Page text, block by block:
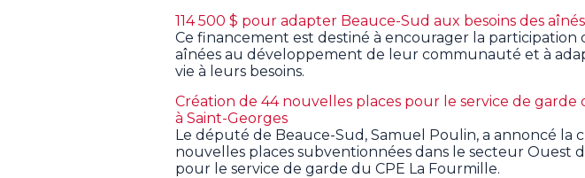
114 500 $ pour adapter Beauce-Sud aux besoins des aînés
Ce financement est destiné à encourager la participation
aînées au développement de leur communauté et à
vie à leurs besoins.
Création de 44 nouvelles places pour le service de garde
à Saint-Georges
Le député de Beauce-Sud, Samuel Poulin, a annoncé la
nouvelles places subventionnées dans le secteur Ouest
pour le service de garde du CPE La Fourmille.